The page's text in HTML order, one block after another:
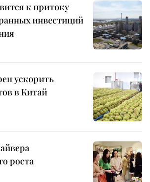
к притоку
инвестиций
ускорить
в Китай
роста